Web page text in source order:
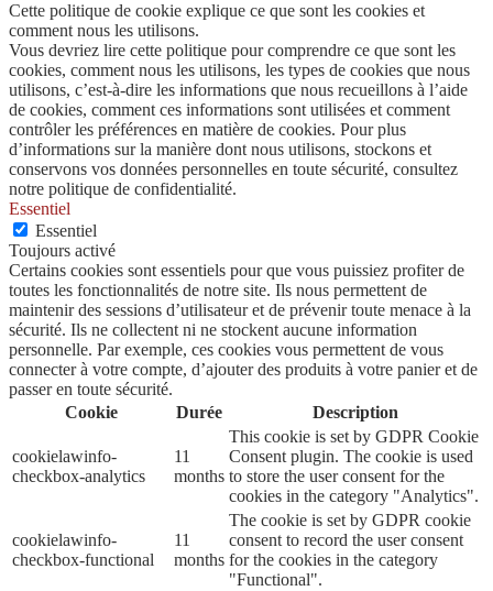
Cette politique de cookie explique ce que sont les cookies et
comment nous les utilisons.
Vous devriez lire cette politique pour comprendre ce que sont les
cookies, comment nous les utilisons, les types de cookies que nous
utilisons, c’est-à-dire les informations que nous recueillons à l’aide
de cookies, comment ces informations sont utilisées et comment
contrôler les préférences en matière de cookies. Pour plus
d’informations sur la manière dont nous utilisons, stockons et
conservons vos données personnelles en toute sécurité, consultez
notre politique de confidentialité.
Essentiel
Essentiel
Toujours activé
Certains cookies sont essentiels pour que vous puissiez profiter de
toutes les fonctionnalités de notre site. Ils nous permettent de
maintenir des sessions d’utilisateur et de prévenir toute menace à la
sécurité. Ils ne collectent ni ne stockent aucune information
personnelle. Par exemple, ces cookies vous permettent de vous
connecter à votre compte, d’ajouter des produits à votre panier et de
passer en toute sécurité.
Cookie
Durée Description
cookielawinfo-
checkbox-analytics
11
months
This cookie is set by GDPR Cookie
Consent plugin. The cookie is used
to store the user consent for the
cookies in the category "Analytics".
cookielawinfo-
checkbox-functional
11
months
The cookie is set by GDPR cookie
consent to record the user consent
for the cookies in the category
"Functional".